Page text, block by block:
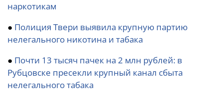
наркотикам
● Полиция Твери выявила крупную партию
нелегального никотина и табака
● Почти 13 тысяч пачек на 2 млн рублей: в
Рубцовске пресекли крупный канал сбыта
нелегального табака